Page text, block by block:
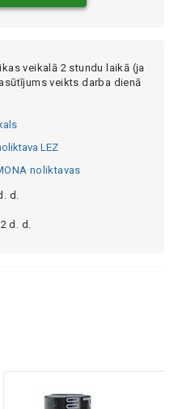
veikalā 2 stundu laikā (ja
veikts darba dienā
LEZ
noliktavas
d.
d. d.